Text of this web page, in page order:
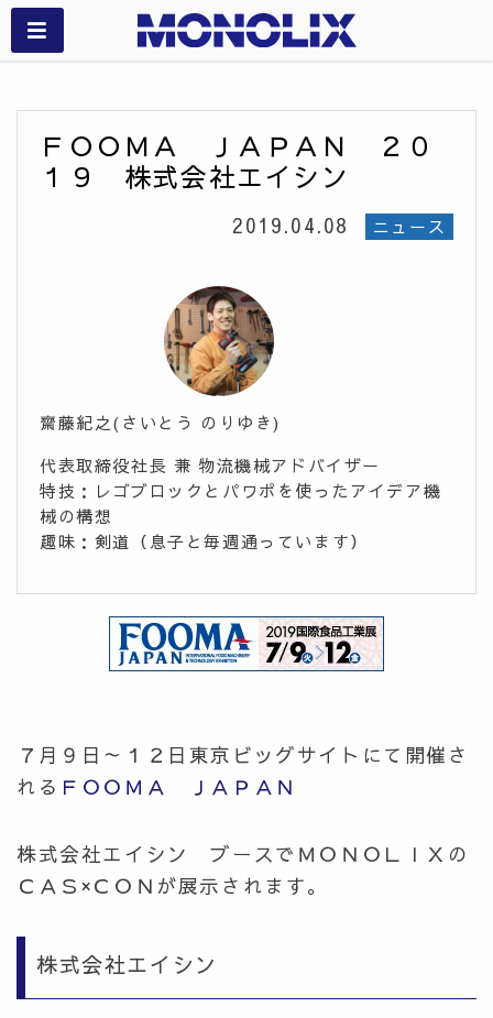
ＦＯＯＭＡ ＪＡＰＡＮ ２０
１９ 株式会社エイシン
2019.04.08 ニュース
齋藤紀之(さいとう のりゆき)
代表取締役社長 兼 物流機械アドバイザー
特技：レゴブロックとパワポを使ったアイデア機
械の構想
趣味：剣道（息子と毎週通っています）
７月９日～１２日東京ビッグサイトにて開催さ
れる ＦＯＯＭＡ ＪＡＰＡＮ
株式会社エイシン ブースでＭＯＮＯＬＩＸの
ＣＡＳ×ＣＯＮが展示されます。
株式会社エイシン